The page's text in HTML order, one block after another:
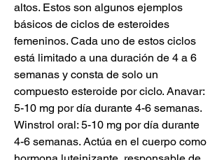
altos. Estos son algunos ejemplos
básicos de ciclos de esteroides
femeninos. Cada uno de estos ciclos
está limitado a una duración de 4 a 6
semanas y consta de solo un
compuesto esteroide por ciclo. Anavar:
5-10 mg por día durante 4-6 semanas.
Winstrol oral: 5-10 mg por día durante
4-6 semanas. Actúa en el cuerpo como